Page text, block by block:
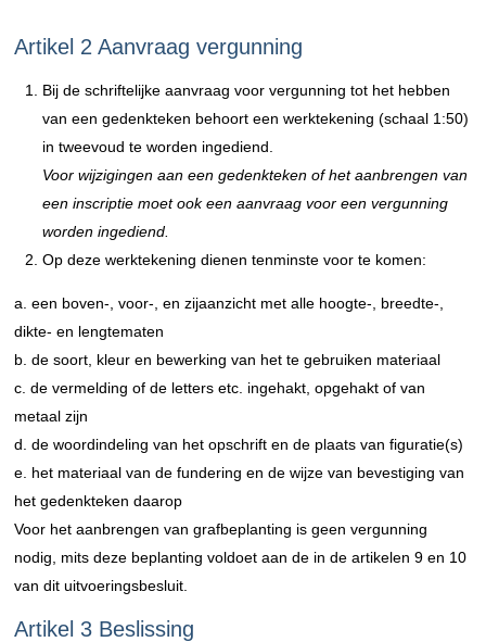
Artikel 2 Aanvraag vergunning
Bij de schriftelijke aanvraag voor vergunning tot het hebben
van een gedenkteken behoort een werktekening (schaal 1:50)
in tweevoud te worden ingediend.
Voor wijzigingen aan een gedenkteken of het aanbrengen van
een inscriptie moet ook een aanvraag voor een vergunning
worden ingediend.
Op deze werktekening dienen tenminste voor te komen:
a. een boven-, voor-, en zijaanzicht met alle hoogte-, breedte-,
dikte- en lengtematen
b. de soort, kleur en bewerking van het te gebruiken materiaal
c. de vermelding of de letters etc. ingehakt, opgehakt of van
metaal zijn
d. de woordindeling van het opschrift en de plaats van figuratie(s)
e. het materiaal van de fundering en de wijze van bevestiging van
het gedenkteken daarop
Voor het aanbrengen van grafbeplanting is geen vergunning
nodig, mits deze beplanting voldoet aan de in de artikelen 9 en 10
van dit uitvoeringsbesluit.
Artikel 3 Beslissing